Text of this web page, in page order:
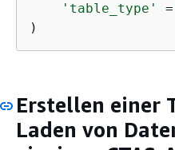
'table_type'
=
)
Erstellen einer
Laden von